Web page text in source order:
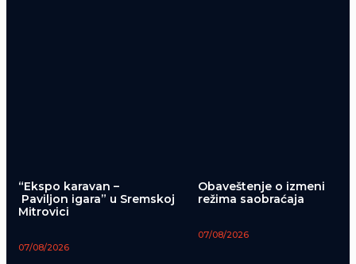
“Ekspo karavan –
Paviljon igara” u Sremskoj
Mitrovici
07/08/2026
Obaveštenje o izmeni
režima saobraćaja
07/08/2026